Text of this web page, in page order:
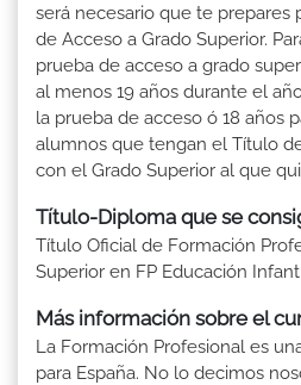
será necesario que te prepares
de Acceso a Grado Superior.
prueba de acceso a grado
al menos 19 años durante el
la prueba de acceso ó 18 años
alumnos que tengan el Título
con el Grado Superior al que
Título-Diploma que se
Título Oficial de Formación
Superior en FP Educación
Más información sobre el
La Formación Profesional es
para España. No lo decimos